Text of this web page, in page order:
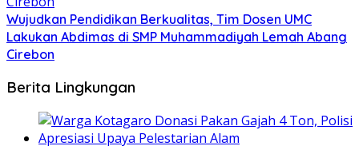
Wujudkan Pendidikan Berkualitas, Tim Dosen UMC
Lakukan Abdimas di SMP Muhammadiyah Lemah Abang
Cirebon
Berita Lingkungan